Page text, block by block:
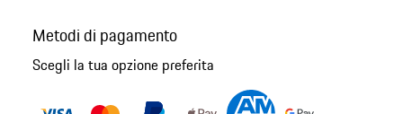
Metodi di pagamento
Scegli la tua opzione preferita